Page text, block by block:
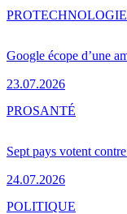
Google écope d’une
23.07.2026
PRO
Sept pays votent
24.07.2026
PROSANTÉ
POLITIQUE